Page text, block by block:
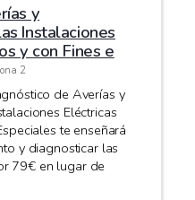
y
Instalaciones
y con Fines e
2
de Averías y
Eléctricas
te enseñará
y diagnosticar las
79€ en lugar de